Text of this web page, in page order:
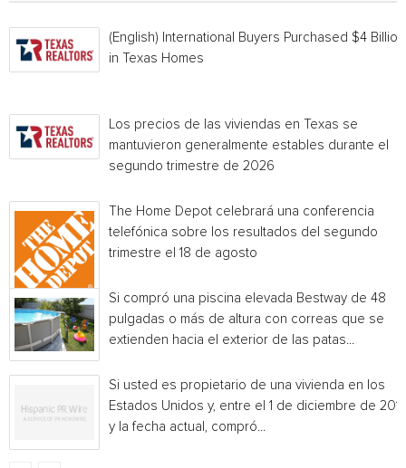
(English) International Buyers Purchased $4 Billion
in Texas Homes
Los precios de las viviendas en Texas se
mantuvieron generalmente estables durante el
segundo trimestre de 2026
The Home Depot celebrará una conferencia
telefónica sobre los resultados del segundo
trimestre el 18 de agosto
Si compró una piscina elevada Bestway de 48
pulgadas o más de altura con correas que se
extienden hacia el exterior de las patas...
Si usted es propietario de una vivienda en los
Estados Unidos y, entre el 1 de diciembre de
y la fecha actual, compró...